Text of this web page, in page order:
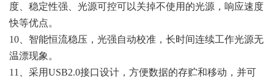
度、稳定性强、光源可控可以关掉不使用的光源，响应速度
快等优点。
10、智能恒流稳压，光强自动校准，长时间连续工作光源无
温漂现象。
11、采用USB2.0接口设计，方便数据的存贮和移动，并可